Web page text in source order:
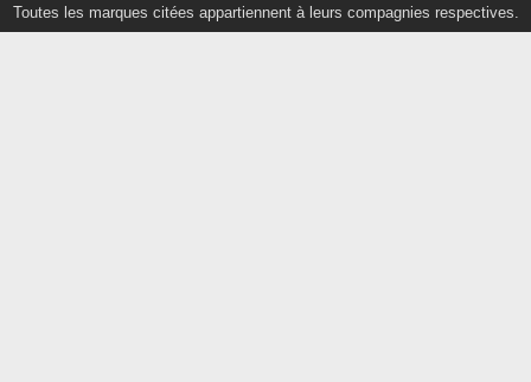
Toutes les marques citées appartiennent à leurs compagnies respectives.